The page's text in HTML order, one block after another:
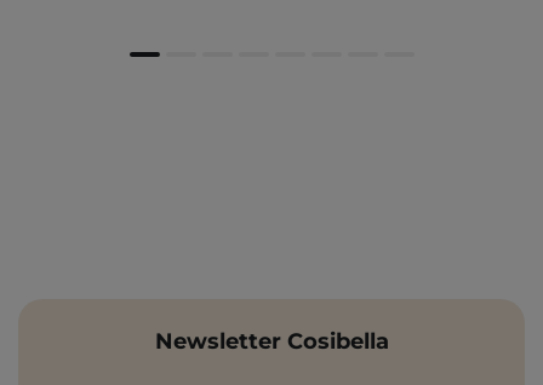
Newsletter Cosibella